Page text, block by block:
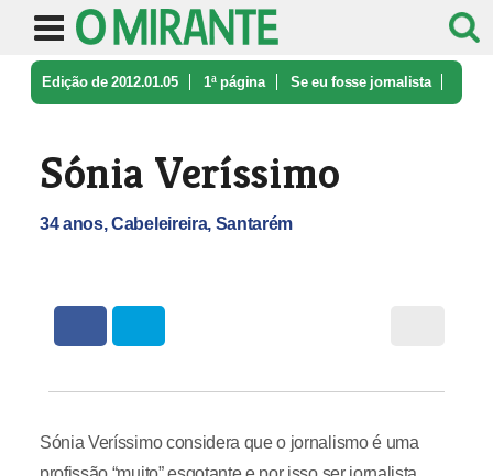
Edição de 2012.01.05 1ª página Se eu fosse jornalista
Sónia Veríssimo
34 anos, Cabeleireira, Santarém
Sónia Veríssimo considera que o jornalismo é uma